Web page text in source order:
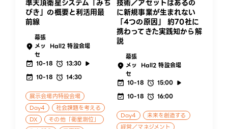
準天頂衛星システム「みち
びき」の概要と利活用最
前線
幕張
メッ
セ
Hall2 特設会場
10-18
13:30
10-18
14:30
展示会場内特設会場
Day4
社会課題を考える
DX
その他「衛星測位」
技術／アセットはあるの
に新規事業が生まれない
「4つの原因」 約70社に
携わってきた実践知から解
説
幕張
メッ
セ
Hall2 特設会場
10-18
15:00
10-18
16:00
Day4
未来を創造する
経営／マネジメント